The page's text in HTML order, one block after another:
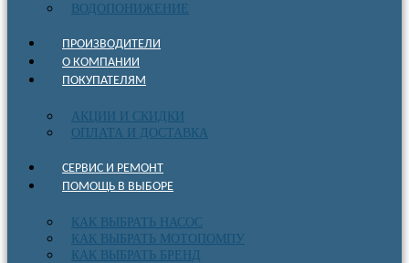
ВОДОПОНИЖЕНИЕ
ПРОИЗВОДИТЕЛИ
О КОМПАНИИ
ПОКУПАТЕЛЯМ
АКЦИИ И СКИДКИ
ОПЛАТА И ДОСТАВКА
СЕРВИС И РЕМОНТ
ПОМОЩЬ В ВЫБОРЕ
КАК ВЫБРАТЬ НАСОС
КАК ВЫБРАТЬ МОТОПОМПУ
КАК ВЫБРАТЬ БРЕНД